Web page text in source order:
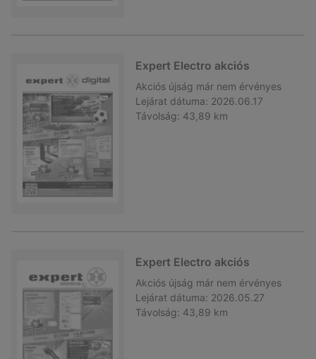
Expert Electro akciós
Akciós újság már nem érvényes
Lejárat dátuma: 2026.06.17
Távolság: 43,89 km
Expert Electro akciós
Akciós újság már nem érvényes
Lejárat dátuma: 2026.05.27
Távolság: 43,89 km